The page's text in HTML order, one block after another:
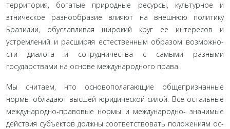
территория, богатые природные ресурсы, культурное и
этническое разнообразие влияют на внешнюю политику
Бразилии, обуславливая широкий круг ее интересов и
устремлений и расширяя естественным образом возможно­
сти диалога и сотрудничества с самыми разными
государства­ми на основе международного права.
Мы считаем, что основополагающие общепризнанные
нормы обладают высшей юридической силой. Все остальные
международно-правовые нормы и международно- значимые
действия субъектов должны соответствовать положениям ос­